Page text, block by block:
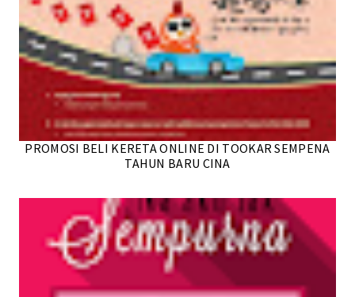
PROMOSI BELI KERETA ONLINE DI TOOKAR SEMPENA
TAHUN BARU CINA